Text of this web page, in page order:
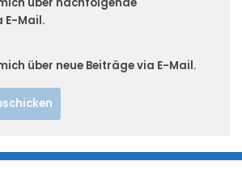
E-Mail.
über neue Beiträge via E-Mail.